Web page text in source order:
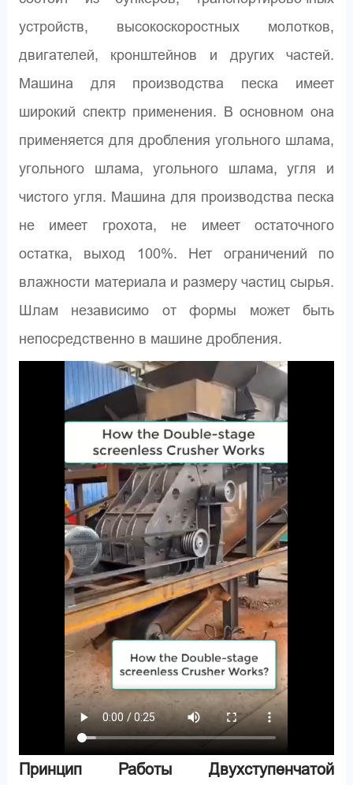
устройств, высокоскоростных молотков,
двигателей, кронштейнов и других частей.
Машина для производства песка имеет
широкий спектр применения. В основном она
применяется для дробления угольного шлама,
угольного шлама, угольного шлама, угля и
чистого угля. Машина для производства песка
не имеет грохота, не имеет остаточного
остатка, выход 100%. Нет ограничений по
влажности материала и размеру частиц сырья.
Шлам независимо от формы может быть
непосредственно в машине дробления.
Принцип Работы Двухступенчатой